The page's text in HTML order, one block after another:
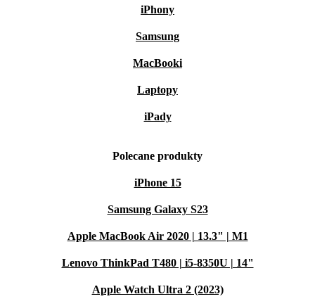
iPhony
Samsung
MacBooki
Laptopy
iPady
Polecane produkty
iPhone 15
Samsung Galaxy S23
Apple MacBook Air 2020 | 13.3" | M1
Lenovo ThinkPad T480 | i5-8350U | 14"
Apple Watch Ultra 2 (2023)